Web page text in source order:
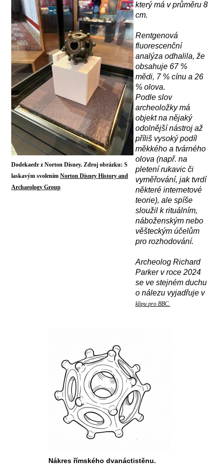
Dodekaedr z Norton Disney. Zdroj obrázku: S
laskavým svolením Norton Disney History and
Archaeology Group
který má v průměru 8
cm.
Rentgenová
fluorescenční
analýza odhalila, že
obsahuje 67 %
mědi, 7 % cínu a 26
% olova.
Podle slov
archeoložky má
objekt na nějaký
odolnější nástroj až
příliš vysoký podíl
měkkého a tvárného
olova (např. na
pletení rukavic či
vyměřování, jak tvrdí
některé internetové
teorie), ale spíše
sloužil k rituálním,
náboženským nebo
věšteckým účelům
pro rozhodování.
Archeolog Richard
Parker v roce 2024
se ve stejném duchu
o nálezu vyjadřuje v
klipu pro BBC.
Nákres římského dvanáctistěnu.